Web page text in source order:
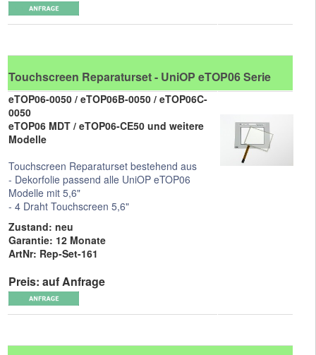
Touchscreen Reparaturset - UniOP eTOP06 Serie
eTOP06-0050 / eTOP06B-0050 / eTOP06C-
0050
eTOP06 MDT / eTOP06-CE50 und weitere
Modelle
Touchscreen Reparaturset bestehend aus
- Dekorfolie passend alle UniOP eTOP06
Modelle mit 5,6"
- 4 Draht Touchscreen 5,6"
Zustand: neu
Garantie: 12 Monate
ArtNr: Rep-Set-161
Preis: auf Anfrage